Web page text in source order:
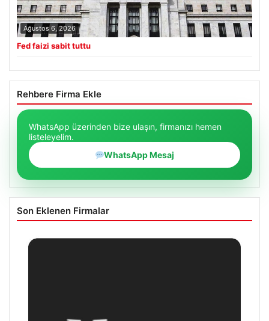
Ağustos 6, 2026
Fed faizi sabit tuttu
Rehbere Firma Ekle
WhatsApp üzerinden bize ulaşın, firmanızı hemen
listeleyelim.
WhatsApp Mesaj
Son Eklenen Firmalar